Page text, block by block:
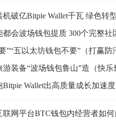
破亿Bitpie Wallet千瓦 绿色转
都会波场钱包提质 300个完整社
”“五以太坊钱包不要”（打赢防
装备“波场钱包鲁山”造（快乐
Wallet出高质量成长加速度
网平台BTC钱包内经营者如何